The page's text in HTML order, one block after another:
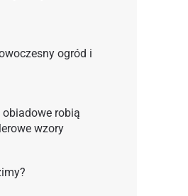
ogród i
obiadowe robią
wzory